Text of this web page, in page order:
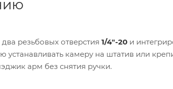
резьбовых отверстия 1/4"-20 и
устанавливать камеру на штатив или
арм без снятия ручки.